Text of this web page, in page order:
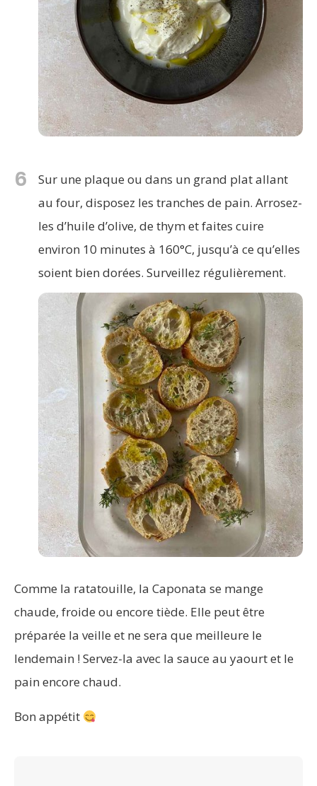
6
Sur une plaque ou dans un grand plat allant
au four, disposez les tranches de pain. Arrosez-
les d’huile d’olive, de thym et faites cuire
environ 10 minutes à 160°C, jusqu’à ce qu’elles
soient bien dorées. Surveillez régulièrement.
Comme la ratatouille, la Caponata se mange
chaude, froide ou encore tiède. Elle peut être
préparée la veille et ne sera que meilleure le
lendemain ! Servez-la avec la sauce au yaourt et le
pain encore chaud.
Bon appétit